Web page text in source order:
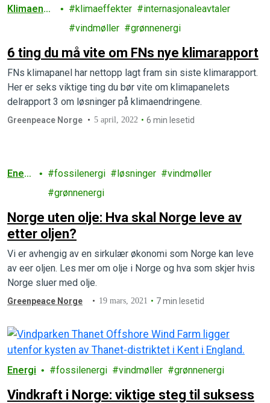
Klimaendri
klimaeffekter
internasjonaleavtaler
vindmøller
grønnenergi
6 ting du må vite om FNs nye klimarapport
FNs klimapanel har nettopp lagt fram sin siste klimarapport.
Her er seks viktige ting du bør vite om klimapanelets
delrapport 3 om løsninger på klimaendringene.
Greenpeace Norge 5 april, 2022 6 min lesetid
Energ
fossilenergi løsninger
vindmøller
grønnenergi
Norge uten olje: Hva skal Norge leve av
etter oljen?
Vi er avhengig av en sirkulær økonomi som Norge kan leve
av eer oljen. Les mer om olje i Norge og hva som skjer hvis
Norge sluer med olje.
Greenpeace Norge 19 mars, 2021 7 min lesetid
Energi fossilenergi vindmøller grønnenergi
Vindkraft i Norge: viktige steg til suksess